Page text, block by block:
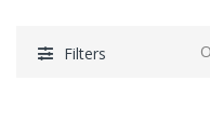
Filters